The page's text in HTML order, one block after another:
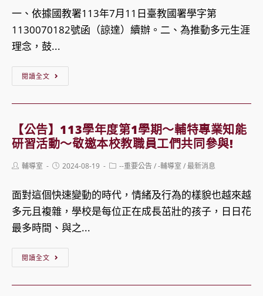
級
中
教
育
部
學
輔
導
諮
商
情
緒
一、依據國教署113年7月11日臺教國署學字第
1130070182號函（諒達）續辦。二、為推動多元生涯
理念，鼓...
閱讀全文
國
教
署
理
「113
年
度
導
航
【公告】113學年度第1學期～輔特專業知能
研習活動～敬邀本校教職員工們共同參與!
Post輔導室
Post2024-08-19
Post--重要公告/-輔導室 /最新消息
面對這個快速變動的時代，情緒及行為的樣貌也越來越
多元且複雜，學校是每位正在成長茁壯的孩子，日日花
最多時間、與之...
閱讀全文
113